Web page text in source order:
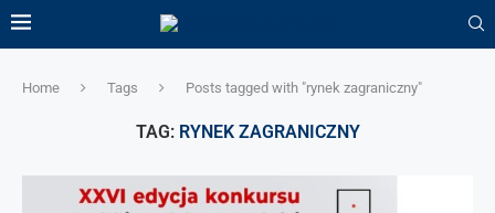
Home Tags Posts tagged with "rynek zagraniczny"
TAG: RYNEK ZAGRANICZNY